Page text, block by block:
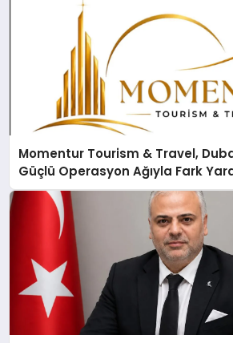
Momentur Tourism & Travel,
Güçlü Operasyon Ağıyla Fark